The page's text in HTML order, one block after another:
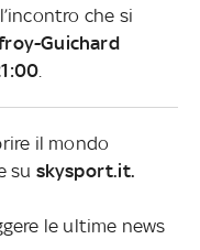
che si
Guichard
il mondo
su skysport.it.
le ultime news